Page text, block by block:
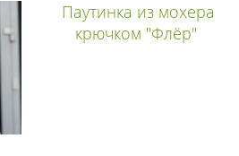
Паутинка из мохера
крючком "Флёр"